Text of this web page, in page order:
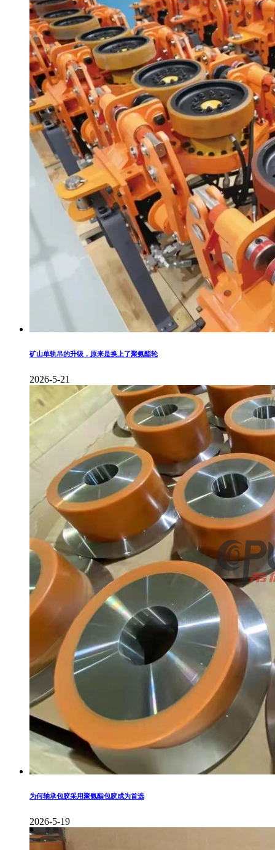
矿山单轨吊的升级，原来是换上了聚氨酯轮
2026-5-21
为何轴承包胶采用聚氨酯包胶成为首选
2026-5-19